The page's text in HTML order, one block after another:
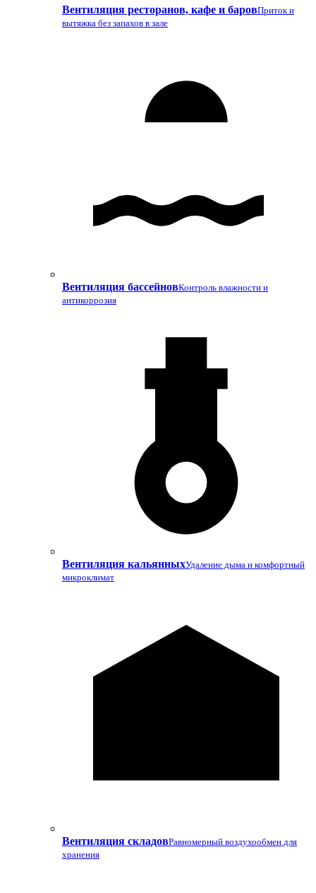
Вентиляция ресторанов, кафе и баровПриток и
вытяжка без запахов в зале
Вентиляция бассейновКонтроль влажности и
антикоррозия
Вентиляция кальянныхУдаление дыма и комфортный
микроклимат
Вентиляция складовРавномерный воздухообмен для
хранения